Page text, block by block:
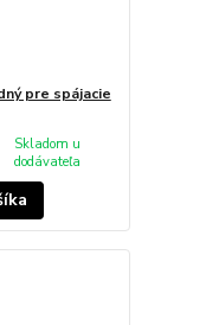
pre spájacie
Skladom u
dodávateľa